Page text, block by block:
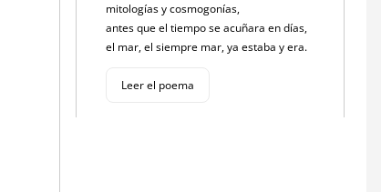
mitologías y cosmogonías,
antes que el tiempo se acuñara en días,
el mar, el siempre mar, ya estaba y era.
Leer el poema